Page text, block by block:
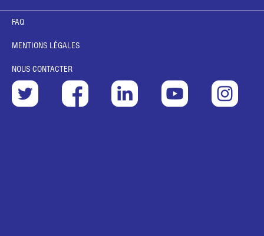
FAQ
MENTIONS LÉGALES
NOUS CONTACTER